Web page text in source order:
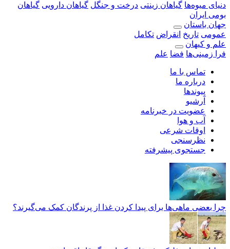
دنیای میوه‌ها گیاهان زینتی درخت و جنگل گیاهان دارویی گیاهان
بومی ایران
جهان باستان
عمومی تاریخ انقراض تکامل
علم و کیهان
فرا زمینی‌ها فضا علم
تماس با ما
درباره ما
پیوندها
آرشیو
عضویت در خبرنامه
آب و هوا
اوقات شرعی
نظرسنجی
جستجوی پیشرفته
چرا بعضی ماهی‌ها برای پیدا کردن غذا از پرندگان کمک می‌گیرند؟